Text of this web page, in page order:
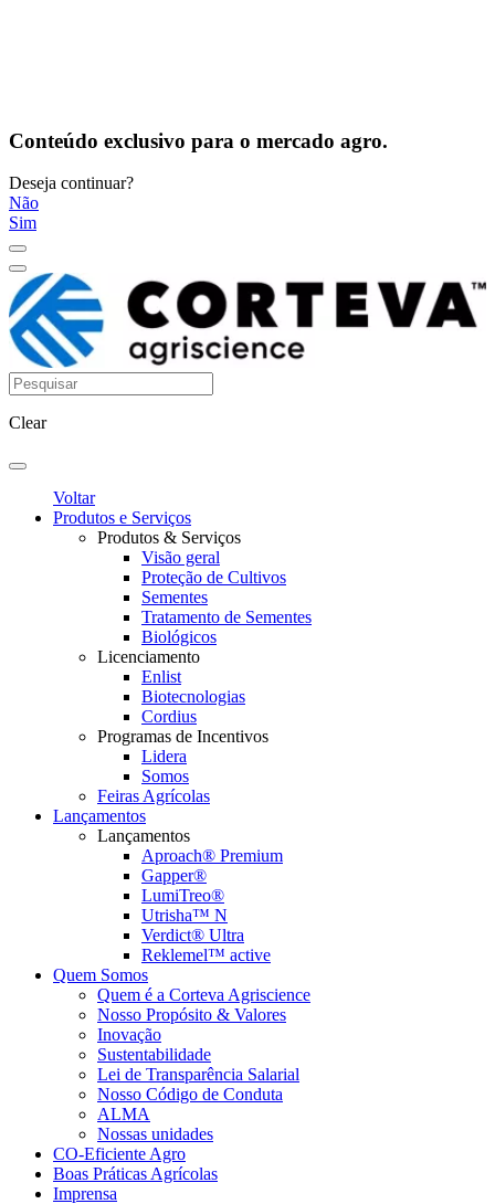
Conteúdo exclusivo para o mercado agro.
Deseja continuar?
Não
Sim
Clear
Voltar
Produtos e Serviços
Produtos & Serviços
Visão geral
Proteção de Cultivos
Sementes
Tratamento de Sementes
Biológicos
Licenciamento
Enlist
Biotecnologias
Cordius
Programas de Incentivos
Lidera
Somos
Feiras Agrícolas
Lançamentos
Lançamentos
Aproach® Premium
Gapper®
LumiTreo®
Utrisha™ N
Verdict® Ultra
Reklemel™ active
Quem Somos
Quem é a Corteva Agriscience
Nosso Propósito & Valores
Inovação
Sustentabilidade
Lei de Transparência Salarial
Nosso Código de Conduta
ALMA
Nossas unidades
CO-Eficiente Agro
Boas Práticas Agrícolas
Imprensa